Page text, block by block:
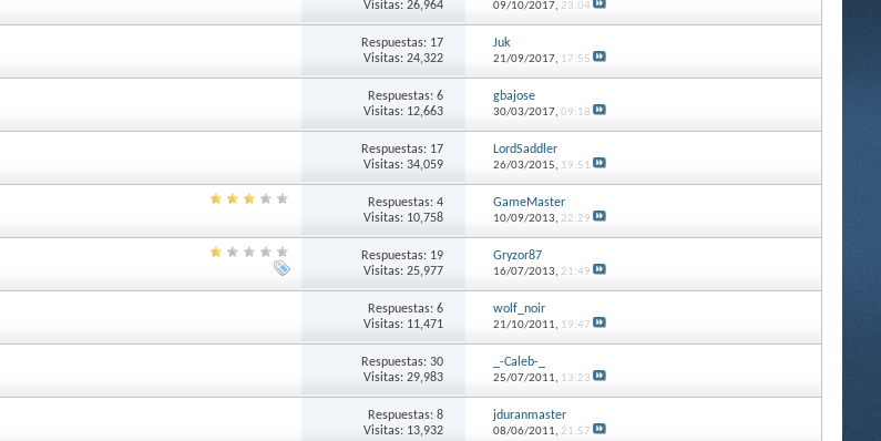
Visitas: 26,964
09/10/2017, 23:04
Respuestas: 17
Visitas: 24,322
Juk
21/09/2017, 17:55
Respuestas: 6
Visitas: 12,663
gbajose
30/03/2017, 09:18
Respuestas: 17
Visitas: 34,059
LordSaddler
26/03/2015, 19:51
Respuestas: 4
Visitas: 10,758
GameMaster
10/09/2013, 22:29
Respuestas: 19
Visitas: 25,977
Gryzor87
16/07/2013, 21:49
Respuestas: 6
Visitas: 11,471
wolf_noir
21/10/2011, 19:47
Respuestas: 30
Visitas: 29,983
_-Caleb-_
25/07/2011, 13:23
Respuestas: 8
Visitas: 13,932
jduranmaster
08/06/2011, 21:57